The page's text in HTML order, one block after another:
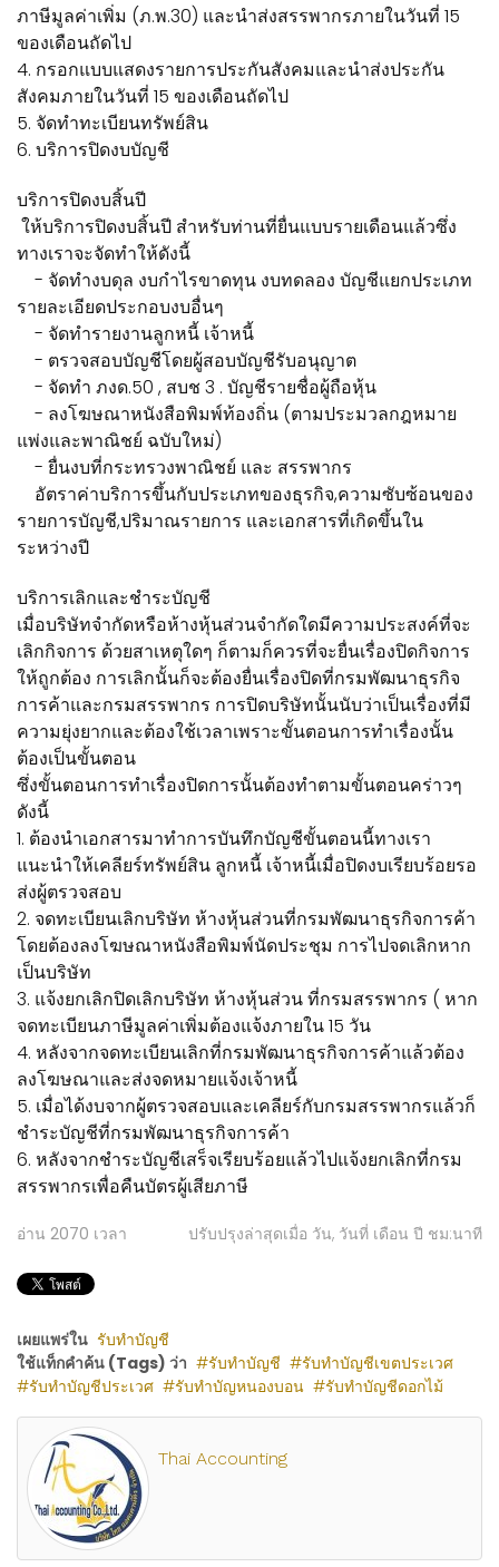
ภาษีมูลค่าเพิ่ม (ภ.พ.30) และนำส่งสรรพากรภายในวันที่ 15
ของเดือนถัดไป
4. กรอกแบบแสดงรายการประกันสังคมและนำส่งประกัน
สังคมภายในวันที่ 15 ของเดือนถัดไป
5. จัดทำทะเบียนทรัพย์สิน
6. บริการปิดงบบัญชี
บริการปิดงบสิ้นปี
ให้บริการปิดงบสิ้นปี สำหรับท่านที่ยื่นแบบรายเดือนแล้วซึ่ง
ทางเราจะจัดทำให้ดังนี้
- จัดทำงบดุล งบกำไรขาดทุน งบทดลอง บัญชีแยกประเภท
รายละเอียดประกอบงบอื่นๆ
- จัดทำรายงานลูกหนี้ เจ้าหนี้
- ตรวจสอบบัญชีโดยผู้สอบบัญชีรับอนุญาต
- จัดทำ ภงด.50 , สบช 3 . บัญชีรายชื่อผู้ถือหุ้น
- ลงโฆษณาหนังสือพิมพ์ท้องถิ่น (ตามประมวลกฎหมาย
แพ่งและพาณิชย์ ฉบับใหม่)
- ยื่นงบที่กระทรวงพาณิชย์ และ สรรพากร
อัตราค่าบริการขึ้นกับประเภทของธุรกิจ,ความซับซ้อนของ
รายการบัญชี,ปริมาณรายการ และเอกสารที่เกิดขึ้นใน
ระหว่างปี
บริการเลิกและชำระบัญชี
เมื่อบริษัทจำกัดหรือห้างหุ้นส่วนจำกัดใดมีความประสงค์ที่จะ
เลิกกิจการ ด้วยสาเหตุใดๆ ก็ตามก็ควรที่จะยื่นเรื่องปิดกิจการ
ให้ถูกต้อง การเลิกนั้นก็จะต้องยื่นเรื่องปิดที่กรมพัฒนาธุรกิจ
การค้าและกรมสรรพากร การปิดบริษัทนั้นนับว่าเป็นเรื่องที่มี
ความยุ่งยากและต้องใช้เวลาเพราะขั้นตอนการทำเรื่องนั้น
ต้องเป็นขั้นตอน
ซึ่งขั้นตอนการทำเรื่องปิดการนั้นต้องทำตามขั้นตอนคร่าวๆ
ดังนี้
1. ต้องนำเอกสารมาทำการบันทึกบัญชีขั้นตอนนี้ทางเรา
แนะนำให้เคลียร์ทรัพย์สิน ลูกหนี้ เจ้าหนี้เมื่อปิดงบเรียบร้อยรอ
ส่งผู้ตรวจสอบ
2. จดทะเบียนเลิกบริษัท ห้างหุ้นส่วนที่กรมพัฒนาธุรกิจการค้า
โดยต้องลงโฆษณาหนังสือพิมพ์นัดประชุม การไปจดเลิกหาก
เป็นบริษัท
3. แจ้งยกเลิกปิดเลิกบริษัท ห้างหุ้นส่วน ที่กรมสรรพากร ( หาก
จดทะเบียนภาษีมูลค่าเพิ่มต้องแจ้งภายใน 15 วัน
4. หลังจากจดทะเบียนเลิกที่กรมพัฒนาธุรกิจการค้าแล้วต้อง
ลงโฆษณาและส่งจดหมายแจ้งเจ้าหนี้
5. เมื่อได้งบจากผู้ตรวจสอบและเคลียร์กับกรมสรรพากรแล้วก็
ชำระบัญชีที่กรมพัฒนาธุรกิจการค้า
6. หลังจากชำระบัญชีเสร็จเรียบร้อยแล้วไปแจ้งยกเลิกที่กรม
สรรพากรเพื่อคืนบัตรผู้เสียภาษี
อ่าน 2070 เวลา ปรับปรุงล่าสุดเมื่อ วัน, วันที่ เดือน ปี ชม:นาที
เผยแพร่ใน รับทำบัญชี
ใช้แท็กคำค้น (Tags) ว่า
รับทำบัญชี
รับทำบัญชีเขตประเวศ
รับทำบัญชีประเวศ
รับทำบัญหนองบอน รับทำบัญชีดอกไม้
Thai Accounting